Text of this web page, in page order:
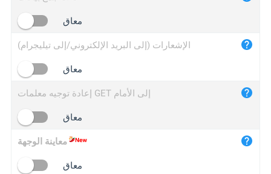
iplogger.cn
معاق
الإشعارات (إلى البريد الإلكتروني/إلى تيليجرام)
معاق
إعادة توجيه معلمات GET إلى الأمام
معاق
معاينة الوجهة
معاق